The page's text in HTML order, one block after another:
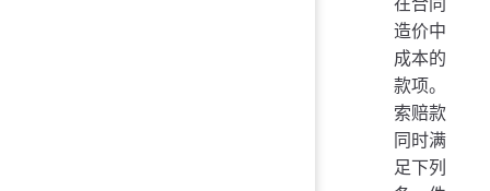
造价中
成本的
款项。
索赔款
同时满
足下列